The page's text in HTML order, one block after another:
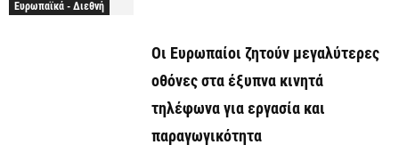
Ευρωπαϊκά - Διεθνή
Οι Ευρωπαίοι ζητούν μεγαλύτερες
οθόνες στα έξυπνα κινητά
τηλέφωνα για εργασία και
παραγωγικότητα